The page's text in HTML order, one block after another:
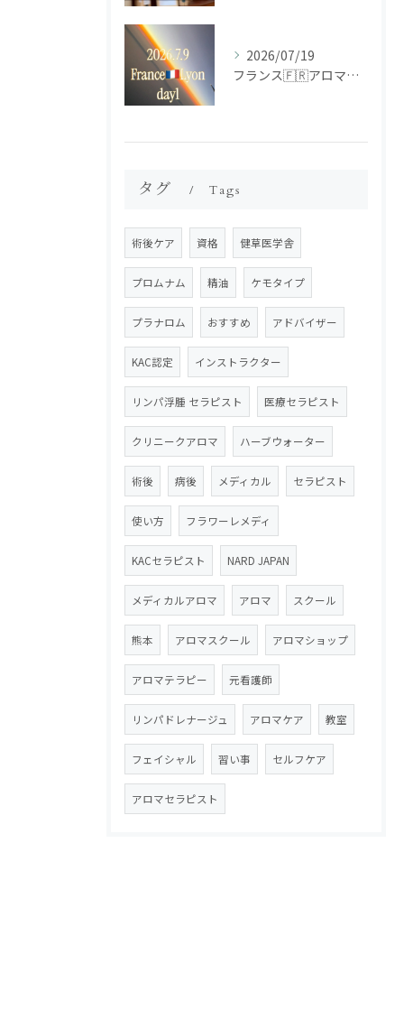
2026/07/19
フランス🇫🇷アロマ研修ツアー𝗱𝗮𝘆𝟭
タグ Tags
術後ケア 資格 健草医学舎
プロムナム 精油 ケモタイプ
プラナロム おすすめ アドバイザー
KAC認定 インストラクター
リンパ浮腫 セラピスト 医療セラピスト
クリニークアロマ ハーブウォーター
術後 病後 メディカル セラピスト
使い方 フラワーレメディ
KACセラピスト NARD JAPAN
メディカルアロマ アロマ スクール
熊本 アロマスクール アロマショップ
アロマテラピー 元看護師
リンパドレナージュ アロマケア 教室
フェイシャル 習い事 セルフケア
アロマセラピスト